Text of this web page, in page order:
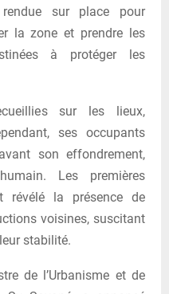
rendue sur place pour
la zone et prendre les
à protéger les
sur les lieux,
ses occupants
son effondrement,
Les premières
révélé la présence de
voisines, suscitant
stabilité.
de l’Urbanisme et de